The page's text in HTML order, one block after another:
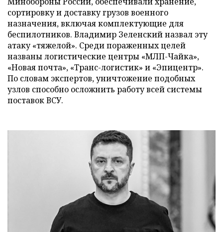
сортировку и доставку грузов военного
назначения, включая комплектующие для
беспилотников. Владимир Зеленский назвал эту
атаку «тяжелой». Среди пораженных целей
названы логистические центры «МЛП-Чайка»,
«Новая почта», «Транс-логистик» и «Эпицентр».
По словам экспертов, уничтожение подобных
узлов способно осложнить работу всей системы
поставок ВСУ.